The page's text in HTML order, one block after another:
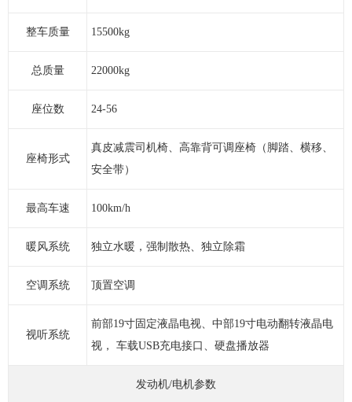
整车质量 15500kg
总质量 22000kg
座位数 24-56
座椅形式
真皮减震司机椅、高靠背可调座椅（脚踏、横移、
安全带）
最高车速 100km/h
暖风系统 独立水暖，强制散热、独立除霜
空调系统 顶置空调
视听系统
前部19寸固定液晶电视、中部19寸电动翻转液晶电
视， 车载USB充电接口、硬盘播放器
发动机/电机参数